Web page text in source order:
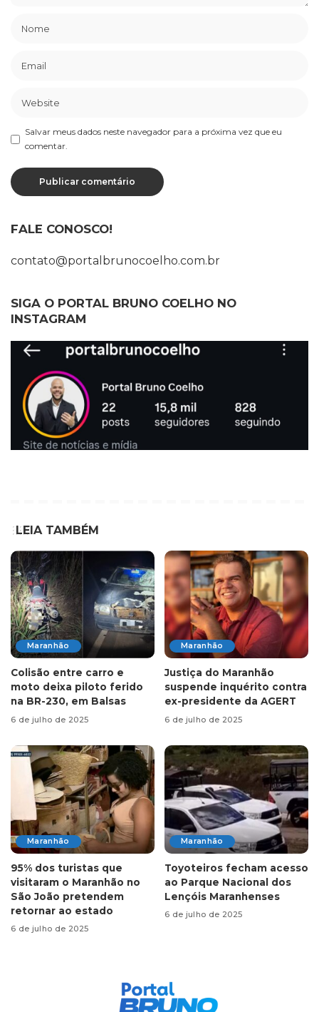
Salvar meus dados neste navegador para a próxima vez que eu
comentar.
FALE CONOSCO!
contato@portalbrunocoelho.com.br
SIGA O PORTAL BRUNO COELHO NO
INSTAGRAM
LEIA TAMBÉM
Maranhão
Colisão entre carro e
moto deixa piloto ferido
na BR-230, em Balsas
6 de julho de 2025
Maranhão
Justiça do Maranhão
suspende inquérito contra
ex-presidente da AGERT
6 de julho de 2025
Maranhão
95% dos turistas que
visitaram o Maranhão no
São João pretendem
retornar ao estado
6 de julho de 2025
Maranhão
Toyoteiros fecham acesso
ao Parque Nacional dos
Lençóis Maranhenses
6 de julho de 2025